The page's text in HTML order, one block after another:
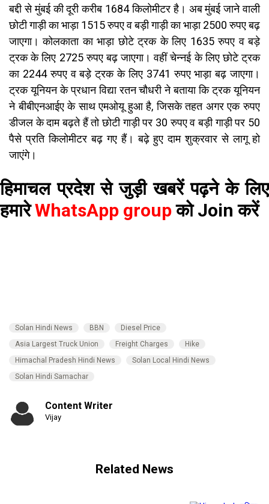
बद्दी से मुंबई की दूरी करीब 1684 किलोमीटर है। अब मुंबई जाने वाली
छोटी गाड़ी का भाड़ा 1515 रुपए व बड़ी गाड़ी का भाड़ा 2500 रुपए बढ़
जाएगा। कोलकाता का भाड़ा छोटे ट्रक के लिए 1635 रुपए व बड़े
ट्रक के लिए 2725 रुपए बढ़ जाएगा। वहीं चेन्नई के लिए छोटे ट्रक
का 2244 रुपए व बड़े ट्रक के लिए 3741 रुपए भाड़ा बढ़ जाएगा।
ट्रक यूनियन के प्रधान विद्या रतन चौधरी ने बताया कि ट्रक यूनियन
ने बीबीएनआईए के साथ एमओयू हुआ है, जिसके तहत अगर एक रुपए
डीजल के दाम बढ़ते हैं तो छोटी गाड़ी पर 30 रुपए व बड़ी गाड़ी पर 50
पैसे प्रति किलोमीटर बढ़ गए हैं। बढ़े हुए दाम शुक्रवार से लागू हो
जाएंगे।
हिमाचल प्रदेश से जुड़ी खबरें पढ़ने के लिए
हमारेWhatsApp group को Join करें
Solan Hindi News BBN
Diesel Price
Asia Largest Truck Union
Freight Charges
Hike
Himachal Pradesh Hindi News
Solan Local Hindi News
Solan Hindi Samachar
Content Writer
Vijay
Related News